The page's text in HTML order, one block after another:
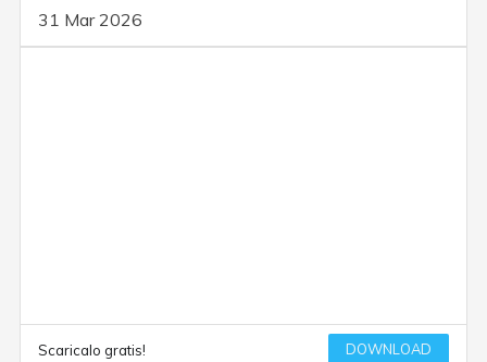
31 Mar 2026
Scaricalo gratis! DOWNLOAD